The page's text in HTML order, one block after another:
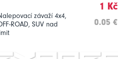
závaží 4x4,
ROAD, SUV nad
1 Kč
0.05 €